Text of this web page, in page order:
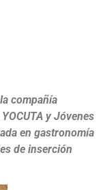
compañía
y Jóvenes
en gastronomía
de inserción